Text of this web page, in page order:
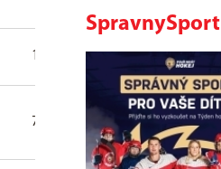
1 0 0 0
7 0 0
SpravnySport